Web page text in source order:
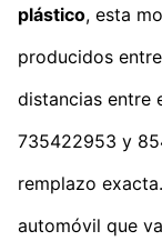
plástico, esta
producidos
distancias entre
735422953 y
remplazo
automóvil que